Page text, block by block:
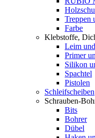
Treppen
Farbe
Klebstoffe,
Leim
Primer
Silikon
Spachtel
Pistolen
Schleifscheiben
Schrauben-
Bits
Bohrer
Dübel